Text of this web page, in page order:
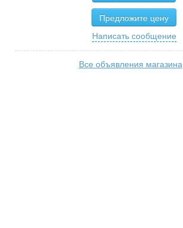
Предложите цену
Написать сообщение
Все объявления магазина